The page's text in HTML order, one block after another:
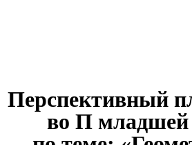
Перспективный
во П младшей